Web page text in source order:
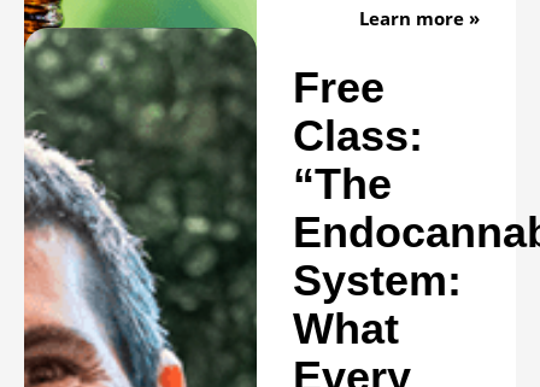
Learn more »
Free
Class:
“The
System:
What
Every